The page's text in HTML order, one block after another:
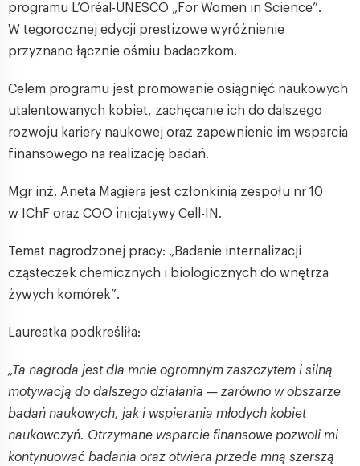
programu L’Oréal-UNESCO „For Women in Science”.
W tegorocznej edycji prestiżowe wyróżnienie
przyznano łącznie ośmiu badaczkom.
Celem programu jest promowanie osiągnięć naukowych
utalentowanych kobiet, zachęcanie ich do dalszego
rozwoju kariery naukowej oraz zapewnienie im wsparcia
finansowego na realizację badań.
Mgr inż. Aneta Magiera jest członkinią zespołu nr 10
w IChF oraz COO inicjatywy Cell-IN.
Temat nagrodzonej pracy: „Badanie internalizacji
cząsteczek chemicznych i biologicznych do wnętrza
żywych komórek”.
Laureatka podkreśliła:
„Ta nagroda jest dla mnie ogromnym zaszczytem i silną
motywacją do dalszego działania — zarówno w obszarze
badań naukowych, jak i wspierania młodych kobiet
naukowczyń. Otrzymane wsparcie finansowe pozwoli mi
kontynuować badania oraz otwiera przede mną szerszą